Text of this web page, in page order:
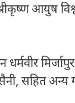
आयुष
सहित अन्य